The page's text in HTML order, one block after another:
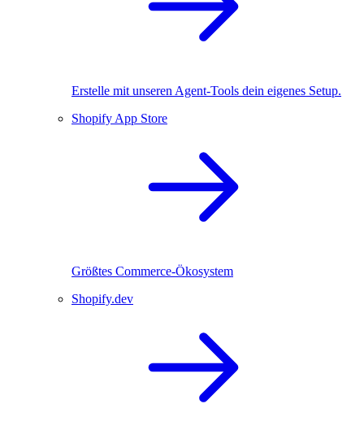
Erstelle mit unseren Agent-Tools dein eigenes Setup.
Shopify App Store
Größtes Commerce-Ökosystem
Shopify.dev